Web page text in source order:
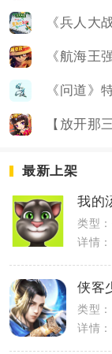
《兵人大
《航海王
《问道》
【放开那
最新上架
我的
类型
侠客
类型